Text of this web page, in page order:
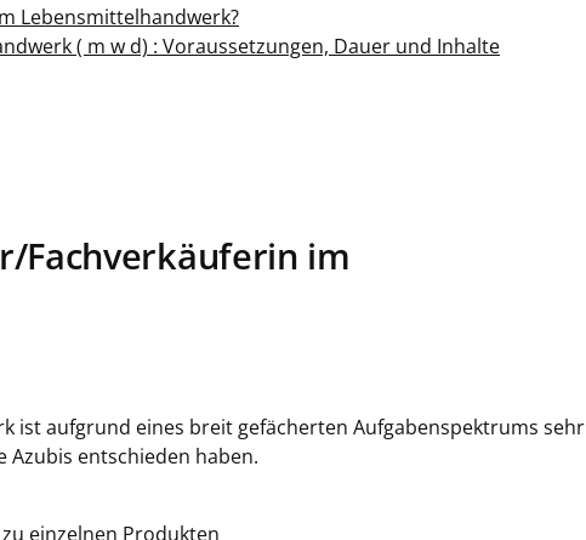
Lebensmittelhandwerk?
( m w d) : Voraussetzungen, Dauer und Inhalte
Fachverkäuferin im
ist aufgrund eines breit gefächerten Aufgabenspektrums sehr
Azubis entschieden haben.
einzelnen Produkten